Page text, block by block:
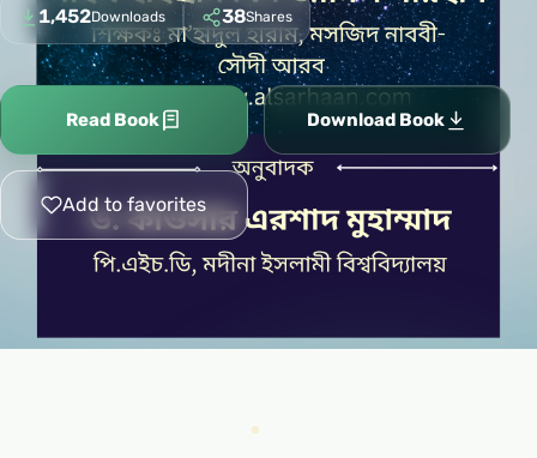
1,452Downloads 38Shares
Read Book Download Book
Add to favorites